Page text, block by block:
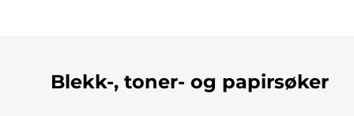
Blekk-, toner- og papirsøker